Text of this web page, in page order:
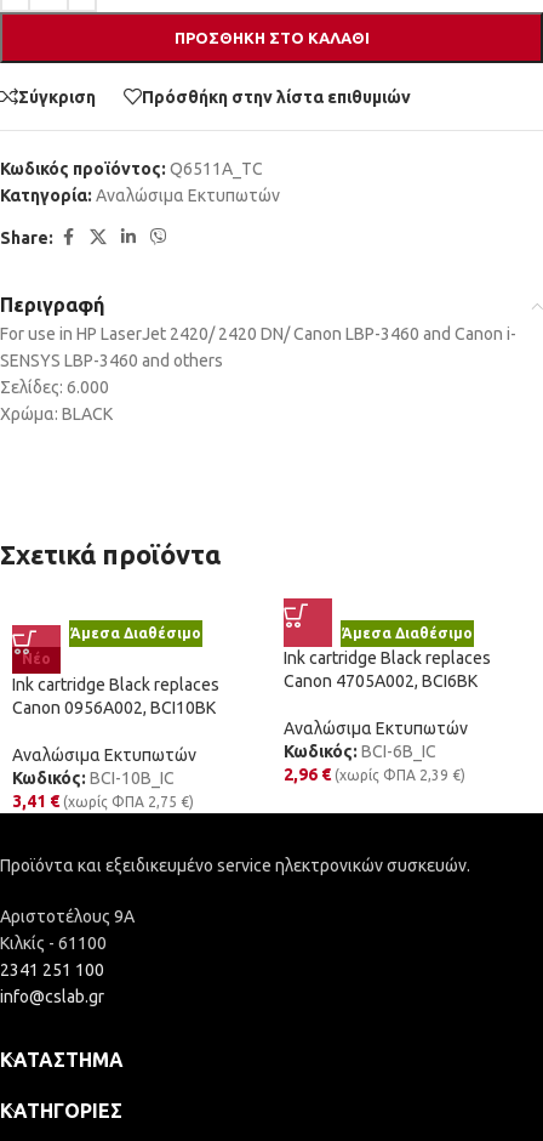
ΠΡΟΣΘΉΚΗ ΣΤΟ ΚΑΛΆΘΙ
Σύγκριση Πρόσθήκη στην λίστα επιθυμιών
Κωδικός προϊόντος: Q6511A_TC
Κατηγορία: Αναλώσιμα Εκτυπωτών
Share:
Περιγραφή
For use in HP LaserJet 2420/ 2420 DN/ Canon LBP-3460 and Canon i-
SENSYS LBP-3460 and others
Σελίδες: 6.000
Χρώμα: BLACK
Σχετικά προϊόντα
Άμεσα Διαθέσιμο
Νέο
Ink cartridge Black replaces
Canon 0956A002, BCI10BK
Αναλώσιμα Εκτυπωτών
Κωδικός: BCI-10B_IC
3,41 € (χωρίς ΦΠΑ 2,75 €)
Άμεσα Διαθέσιμο
Ink cartridge Black replaces
Canon 4705A002, BCI6BK
Αναλώσιμα Εκτυπωτών
Κωδικός: BCI-6B_IC
2,96 € (χωρίς ΦΠΑ 2,39 €)
Προϊόντα και εξειδικευμένο service ηλεκτρονικών συσκευών.
Αριστοτέλους 9Α
Κιλκίς - 61100
2341 251 100
info@cslab.gr
ΚΑΤΆΣΤΗΜΑ
ΚΑΤΗΓΟΡΊΕΣ